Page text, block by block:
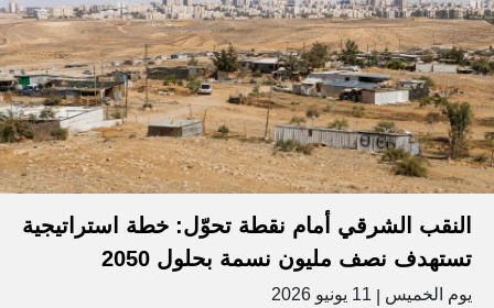
النقب الشرقي أمام نقطة تحوّل: خطة استراتيجية
تستهدف نصف مليون نسمة بحلول 2050
يوم الخميس 11 يونيو 2026